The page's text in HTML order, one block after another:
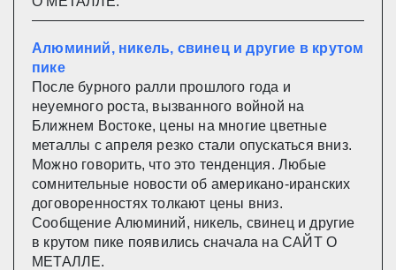
Алюминий, никель, свинец и другие в крутом
пике
После бурного ралли прошлого года и
неуемного роста, вызванного войной на
Ближнем Востоке, цены на многие цветные
металлы с апреля резко стали опускаться вниз.
Можно говорить, что это тенденция. Любые
сомнительные новости об американо-иранских
договоренностях толкают цены вниз.
Сообщение Алюминий, никель, свинец и другие
в крутом пике появились сначала на САЙТ О
МЕТАЛЛЕ.